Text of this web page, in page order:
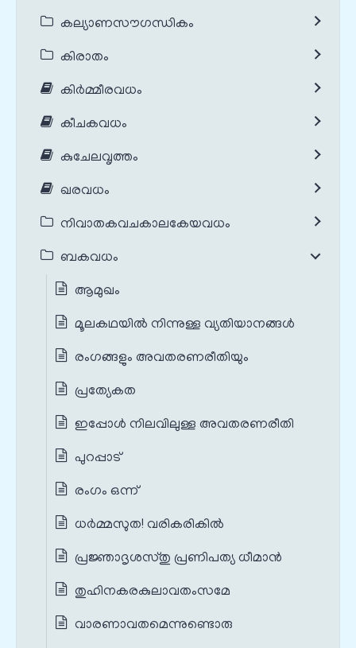
കല്യാണസൗഗന്ധികം
കിരാതം
കിർമ്മീരവധം
കീചകവധം
കുചേലവൃത്തം
ഖരവധം
നിവാതകവചകാലകേയവധം
ബകവധം
ആമുഖം
മൂലകഥയില്‍ നിന്നുള്ള വ്യതിയാനങ്ങൾ
രംഗങ്ങളും അവതരണരീതിയും
പ്രത്യേകത
ഇപ്പോള്‍ നിലവിലുള്ള അവതരണരീതി
പുറപ്പാട്
രംഗം ഒന്ന്
ധര്‍മ്മസുത! വരികരികില്‍
പ്രജ്ഞാദൃശസ്തു പ്രണിപത്യ ധീമാന്‍
തുഹിനകരകുലാവതംസമേ
വാരണാവതമെന്നുണ്ടൊരു